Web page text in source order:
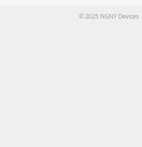
© 2025 NGNY Devices